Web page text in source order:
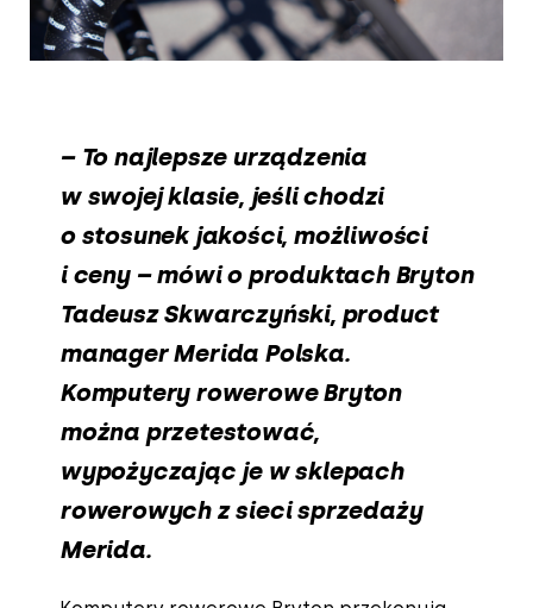
– To najlepsze urządzenia
w swojej klasie, jeśli chodzi
o stosunek jakości, możliwości
i ceny – mówi o produktach Bryton
Tadeusz Skwarczyński, product
manager Merida Polska.
Komputery rowerowe Bryton
można przetestować,
wypożyczając je w sklepach
rowerowych z sieci sprzedaży
Merida.